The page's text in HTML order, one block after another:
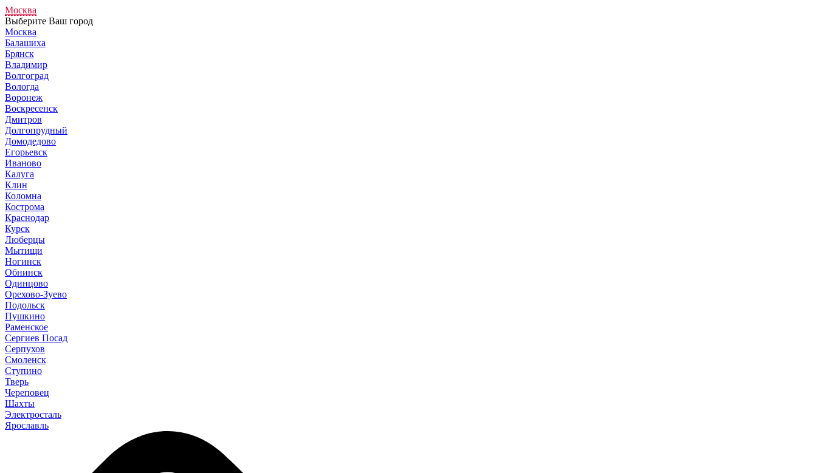
Москва
Выберите Ваш город
Москва
Балашиха
Брянск
Владимир
Волгоград
Вологда
Воронеж
Воскресенск
Дмитров
Долгопрудный
Домодедово
Егорьевск
Иваново
Калуга
Клин
Коломна
Кострома
Краснодар
Курск
Люберцы
Мытищи
Ногинск
Обнинск
Одинцово
Орехово-Зуево
Подольск
Пушкино
Раменское
Сергиев Посад
Серпухов
Смоленск
Ступино
Тверь
Череповец
Шахты
Электросталь
Ярославль